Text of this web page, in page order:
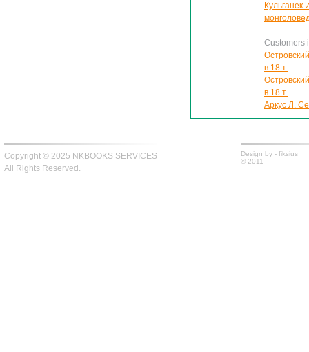
Кульганек
Customers
в 18 т.
в 18 т.
Аркус Л.
Copyright © 2025 NKBOOKS SERVICES
All Rights Reserved.
Design by - fiksius
© 2011